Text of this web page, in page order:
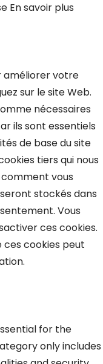
En savoir plus
améliorer votre
sur le site Web.
nécessaires
ils sont essentiels
de base du site
tiers qui nous
vous
stockés dans
Vous
ces cookies.
ces cookies peut
for the
only includes